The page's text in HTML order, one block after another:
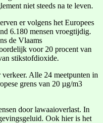
niet steeds na te leven.
er volgens het Europees
6.180 mensen vroegtijdig.
de Vlaams
voor 20 procent van
stikstofdioxide.
Alle 24 meetpunten in
grens van 20 µg/m3
door lawaaioverlast. In
Ook hier is het